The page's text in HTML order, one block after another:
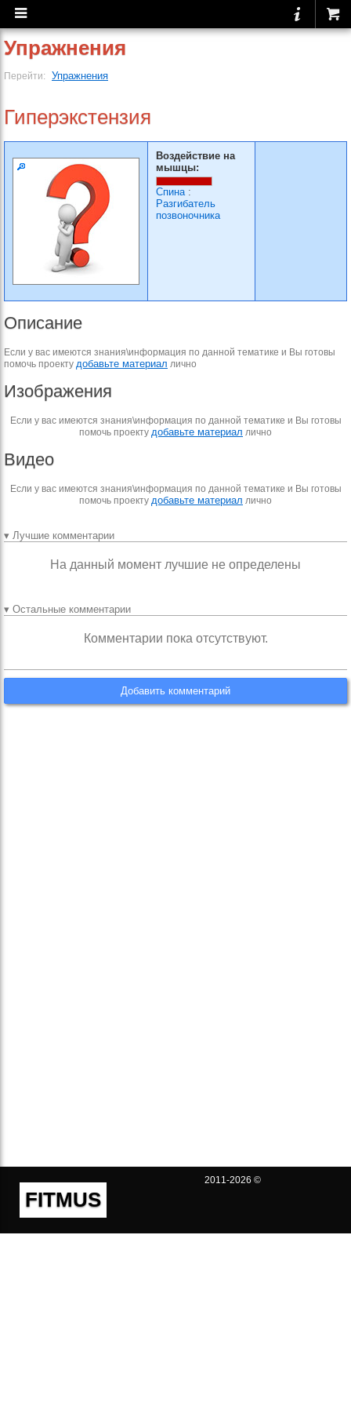
Упражнения
Перейти: Упражнения
Гиперэкстензия
Воздействие на
мышцы:
Спина:
Разгибатель
позвоночника
Описание
Если у вас имеются знания\информация по данной тематике и Вы готовы
помочь проекту добавьте материал лично
Изображения
Если у вас имеются знания\информация по данной тематике и Вы готовы
помочь проекту добавьте материал лично
Видео
Если у вас имеются знания\информация по данной тематике и Вы готовы
помочь проекту добавьте материал лично
▾ Лучшие комментарии
На данный момент лучшие не определены
▾ Остальные комментарии
Комментарии пока отсутствуют.
Добавить комментарий
FITMUS
2011-2026 ©